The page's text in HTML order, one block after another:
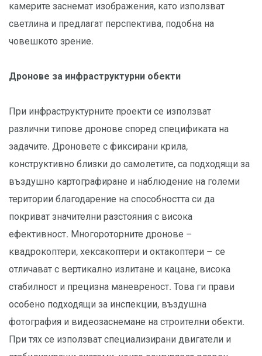
камерите заснемат изображения, като използват
светлина и предлагат перспектива, подобна на
човешкото зрение.
Дронове за инфраструктурни обекти
При инфраструктурните проекти се използват
различни типове дронове според спецификата на
задачите. Дроновете с фиксирани крила,
конструктивно близки до самолетите, са подходящи за
въздушно картографиране и наблюдение на големи
територии благодарение на способността си да
покриват значителни разстояния с висока
ефективност. Многороторните дронове –
квадрокоптери, хексакоптери и октакоптери – се
отличават с вертикално излитане и кацане, висока
стабилност и прецизна маневреност. Това ги прави
особено подходящи за инспекции, въздушна
фотография и видеозаснемане на строителни обекти.
При тях се използват специализирани двигатели и